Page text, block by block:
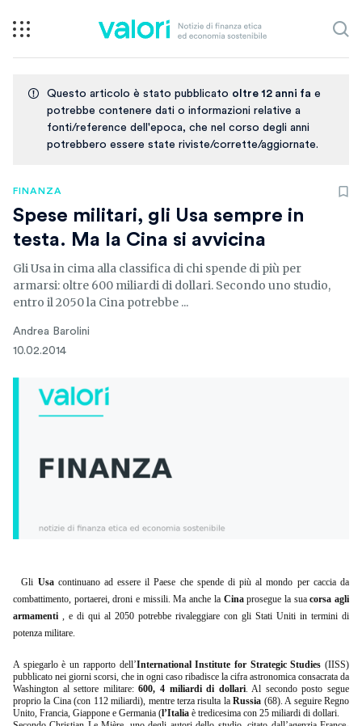
Questo articolo è stato pubblicato oltre 12 anni fa e
potrebbe contenere dati o informazioni relative a
fonti/reference dell'epoca, che nel corso degli anni
potrebbero essere state riviste/corrette/aggiornate.
FINANZA
Spese militari, gli Usa sempre in
testa. Ma la Cina si avvicina
Gli Usa in cima alla classifica di chi spende di più per
armarsi: oltre 600 miliardi di dollari. Secondo uno studio,
entro il 2050 la Cina potrebbe ...
Andrea Barolini
10.02.2014
Gli Usa continuano ad essere il Paese che spende di più al mondo per caccia da
combattimento, portaerei, droni e missili. Ma anche la Cina prosegue la suacorsa agli
armamenti , e di qui al 2050 potrebbe rivaleggiare con gli Stati Uniti in termini di
potenza militare.
A spiegarlo è un rapporto dell’International Institute for Strategic Studies (IISS)
pubblicato nei giorni scorsi, che in ogni caso ribadisce la cifra astronomica consacrata da
Washington al settore militare:600, 4 miliardi di dollari. Al secondo posto segue
proprio la Cina (con 112 miliardi), mentre terza risulta laRussia (68). A seguire Regno
Unito, Francia, Giappone e Germania (l’Italia è tredicesima con 25 miliardi di dollari.